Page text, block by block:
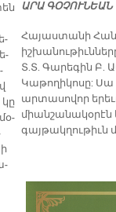
մօ­
ԱՐԱ ԳՕՉՈՒՆԵԱՆ
​Հայաստանի
Տ.Տ. Գարեգին Բ.
Կաթողիկոսը:
արտասովոր
միանշանակօրէն
գայթակղութիւն